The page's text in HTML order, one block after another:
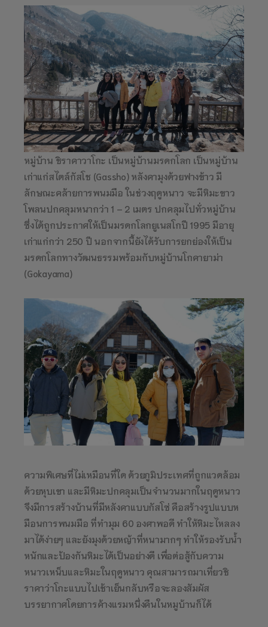
หมู่บ้าน ชิราคาวาโกะ เป็นหมู่บ้านมรดกโลก เป็นหมู่บ้าน
เก่าแก่สไตล์กัสโช (Gassho) หลังคามุงด้วยฟางข้าว มี
ลักษณะคล้ายการพนมมือ ในช่วงฤดูหนาว จะมีหิมะขาว
โพลนปกคลุมหนากว่า 1 – 2 เมตร ปกคลุมไปทั่วหมู่บ้าน
ซึ่งได้ถูกประกาศให้เป็นมรดกโลกยูเนสโกปี 1995 มีอายุ
เก่าแก่กว่า 250 ปี นอกจากนี้ยังได้รับการยกย่องให้เป็น
มรดกโลกทางวัฒนธรรมพร้อมกับหมู่บ้านโกคายาม่า
(Gokayama)
ความพิเศษที่ไม่เหมือนที่ใด ด้วยภูมิประเทศที่ถูกแวดล้อม
ด้วยหุบเขา และมีหิมะปกคลุมเป็นจำนวนมากในฤดูหนาว
จึงมีการสร้างบ้านที่มีหลังคาแบบกัสโซ่ คือสร้างรูปแบบห
มือนการพนมมือ ที่ทำมุม 60 องศาพอดี ทำให้หิมะไหลลง
มาได้ง่ายๆ และยังมุงด้วยหญ้าที่หนามากๆ ทำให้รองรับน้ำ
หนักและป้องกันหิมะได้เป็นอย่างดี เพื่อต่อสู้กับความ
หนาวเหน็บและหิมะในฤดูหนาว คุณสามารถมาเที่ยวชิ
ราคาว่าโกะแบบไปเช้าเย็นกลับหรือจะลองสัมผัส
บรรยากาศโดยการค้างแรมหนึ่งคืนในหมูบ้านก็ได้